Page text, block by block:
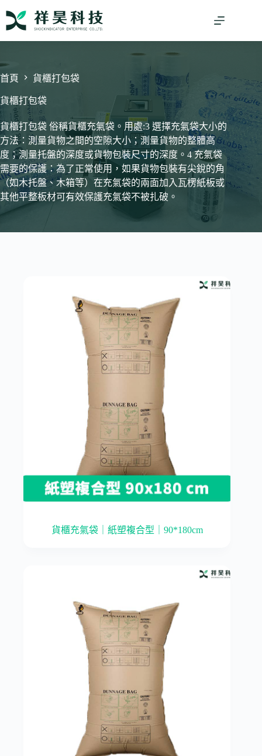
內
容
首頁 貨櫃打包袋
貨櫃打包袋
貨櫃打包袋 俗稱貨櫃充氣袋。用處:3 選擇充氣袋大小的
方法：測量貨物之間的空隙大小；測量貨物的整體高
度；測量托盤的深度或貨物包裝尺寸的深度。4 充氣袋
需要的保護：為了正常使用，如果貨物包裝有尖銳的角
（如木托盤、木箱等）在充氣袋的兩面加入瓦楞紙板或
其他平整板材可有效保護充氣袋不被扎破。
貨櫃充氣袋｜紙塑複合型｜90*180cm